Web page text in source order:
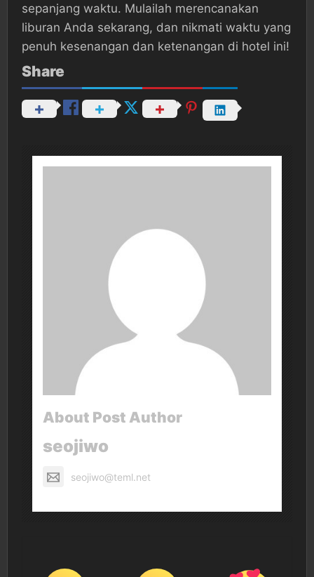
sepanjang waktu. Mulailah merencanakan
liburan Anda sekarang, dan nikmati waktu yang
penuh kesenangan dan ketenangan di hotel ini!
Share
About Post Author
seojiwo
seojiwo@teml.net